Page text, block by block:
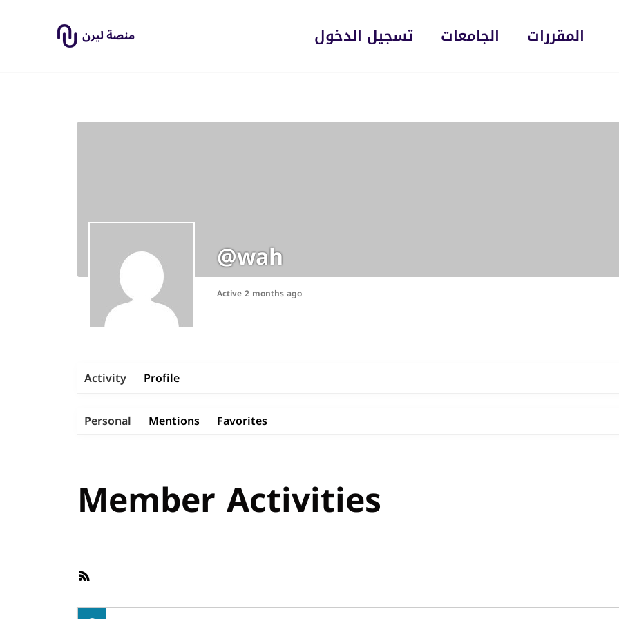
تسجيل الدخول الجامعات المقررات
@wah
Active 2 months ago
Activity
Profile
Personal
Mentions Favorites
Member Activities
RSS